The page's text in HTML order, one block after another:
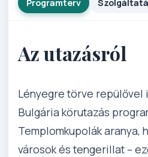
Programterv
Az utazásról
Lényegre törve repülővel
Bulgária körutazás
Templomkupolák aranya,
városok és tengerillat –